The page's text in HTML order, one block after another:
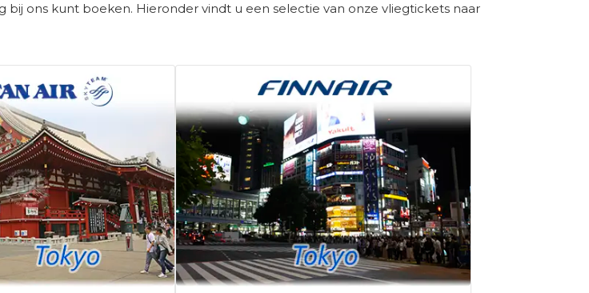
ons kunt boeken. Hieronder vindt u een selectie van onze vliegtickets naar